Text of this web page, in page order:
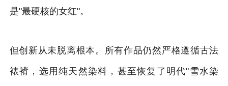
是"最硬核的女红"。
但创新从未脱离根本。所有作品仍然严格遵循古法
裱褙，选用纯天然染料，甚至恢复了明代"雪水染